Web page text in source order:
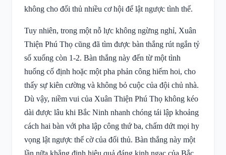
không cho đối thủ nhiều cơ hội để lật ngược tình thế.
Tuy nhiên, trong một nỗ lực không ngừng nghỉ, Xuân
Thiện Phú Thọ cũng đã tìm được bàn thắng rút ngắn tỷ
số xuống còn 1-2. Bàn thắng này đến từ một tình
huống cố định hoặc một pha phản công hiếm hoi, cho
thấy sự kiên cường và không bỏ cuộc của đội chủ nhà.
Dù vậy, niềm vui của Xuân Thiện Phú Thọ không kéo
dài được lâu khi Bắc Ninh nhanh chóng tái lập khoảng
cách hai bàn với pha lập công thứ ba, chấm dứt mọi hy
vọng lật ngược thế cờ của đối thủ. Bàn thắng này một
lần nữa khẳng định hiệu quả đáng kinh ngạc của Bắc